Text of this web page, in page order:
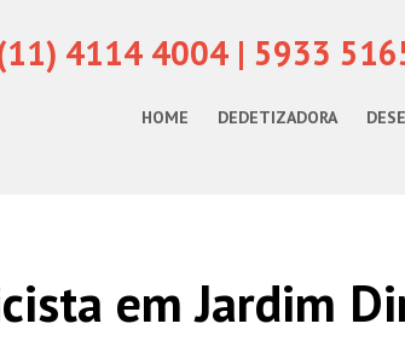
4114 4004 | 5933
HOME DEDETIZADORA
em Jardim